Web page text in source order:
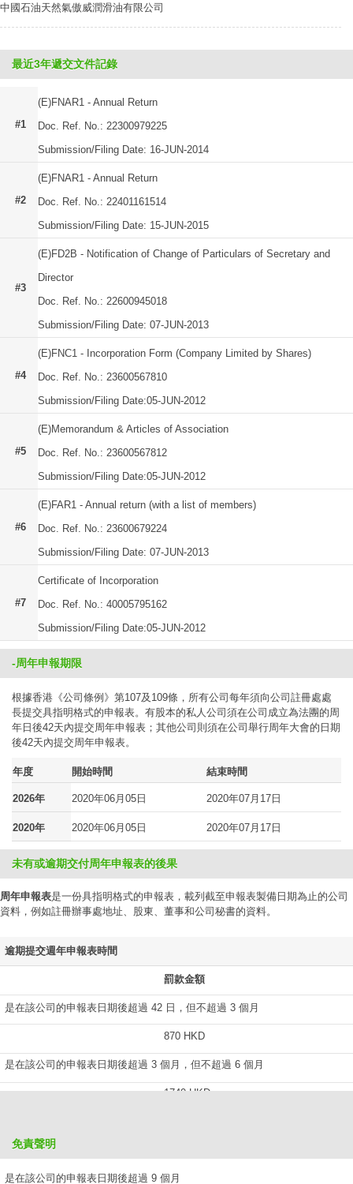
中國石油天然氣傲威潤滑油有限公司
最近3年遞交文件記錄
#1
(E)FNAR1 - Annual Return
Doc. Ref. No.: 22300979225
Submission/Filing Date: 16-JUN-2014
#2
(E)FNAR1 - Annual Return
Doc. Ref. No.: 22401161514
Submission/Filing Date: 15-JUN-2015
#3
(E)FD2B - Notification of Change of Particulars of Secretary and
Director
Doc. Ref. No.: 22600945018
Submission/Filing Date: 07-JUN-2013
#4
(E)FNC1 - Incorporation Form (Company Limited by Shares)
Doc. Ref. No.: 23600567810
Submission/Filing Date:05-JUN-2012
#5
(E)Memorandum & Articles of Association
Doc. Ref. No.: 23600567812
Submission/Filing Date:05-JUN-2012
#6
(E)FAR1 - Annual return (with a list of members)
Doc. Ref. No.: 23600679224
Submission/Filing Date: 07-JUN-2013
#7
Certificate of Incorporation
Doc. Ref. No.: 40005795162
Submission/Filing Date:05-JUN-2012
-周年申報期限
根據香港《公司條例》第107及109條，所有公司每年須向公司註冊處處
長提交具指明格式的申報表。有股本的私人公司須在公司成立為法團的周
年日後42天內提交周年申報表；其他公司則須在公司舉行周年大會的日期
後42天內提交周年申報表。
年度 開始時間 結束時間
2026年 2020年06月05日 2020年07月17日
2020年 2020年06月05日 2020年07月17日
未有或逾期交付周年申報表的後果
周年申報表是一份具指明格式的申報表，載列截至申報表製備日期為止的公司
資料，例如註冊辦事處地址、股東、董事和公司秘書的資料。
逾期提交週年申報表時間
罰款金額
是在該公司的申報表日期後超過 42 日，但不超過 3 個月
870 HKD
是在該公司的申報表日期後超過 3 個月，但不超過 6 個月
1740 HKD
是在該公司的申報表日期後超過 9 個月
免責聲明